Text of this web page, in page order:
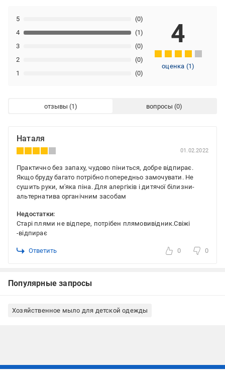
1 (0)
2 (0)
3 (0)
4 (1)
5 (0)
4
оценка (1)
отзывы вопросы
Наталя
01.02.2022
Практично без запаху, чудово піниться, добре відпирає.
Якщо бруду багато потрібно попередньо замочувати. Не
сушить руки, м'яка піна. Для алергіків і дитячої білизни-
альтернатива органічним засобам
Недостатки:
Старі плями не відпере, потрібен плямовивідник.Свіжі
-відпирає
Ответить 0 0
Популярные запросы
Хозяйственное мыло для детской одежды